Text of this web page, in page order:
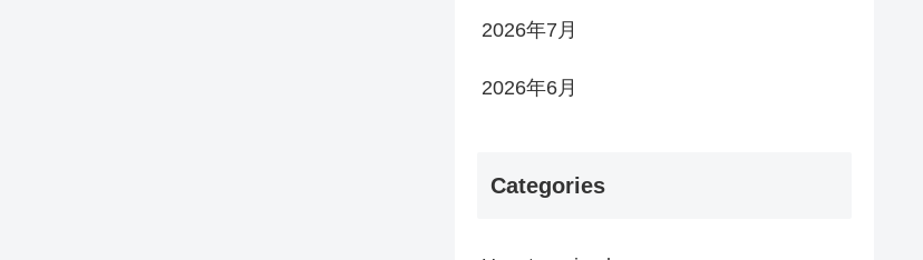
2026年7月
2026年6月
Categories